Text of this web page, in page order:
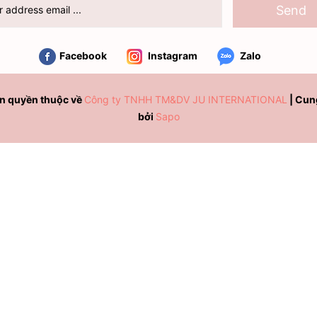
Send
Facebook Instagram Zalo
quyền thuộc về Công ty TNHH TM&DV JU INTERNATIONAL
bởi Sapo